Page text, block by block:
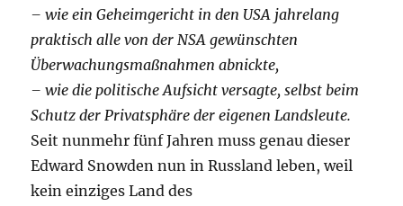
– wie ein Geheimgericht in den USA jahrelang
praktisch alle von der NSA gewünschten
Überwachungsmaßnahmen abnickte,
– wie die politische Aufsicht versagte, selbst beim
Schutz der Privatsphäre der eigenen Landsleute.
Seit nunmehr fünf Jahren muss genau dieser
Edward Snowden nun in Russland leben, weil
kein einziges Land des